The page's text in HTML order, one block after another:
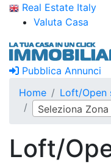
Real Estate Italy
Valuta Casa
Pubblica Annunci
Home
Loft/Open
Seleziona Zona
Loft/